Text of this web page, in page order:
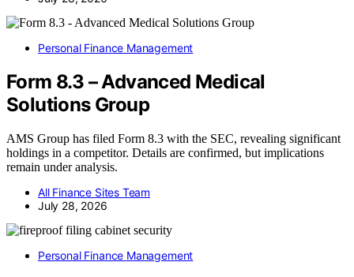
Personal Finance Management
Form 8.3 – Advanced Medical
Solutions Group
AMS Group has filed Form 8.3 with the SEC, revealing significant
holdings in a competitor. Details are confirmed, but implications
remain under analysis.
All Finance Sites Team
July 28, 2026
Personal Finance Management